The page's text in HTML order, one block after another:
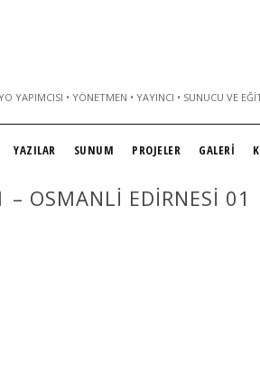
YAPIMCISI • YÖNETMEN • YAYINCI • SUNUCU VE
YAZILAR SUNUM PROJELER GALERİ
OSMANLI EDIRNESI 01